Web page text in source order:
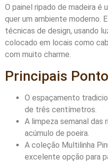
O painel ripado de madeira é
quer um ambiente moderno.
técnicas de design, usando
colocado em locais como
com muito charme.
Principais
O espaçamento
de três centímetros.
A limpeza semanal das
acúmulo de poeira.
A coleção Multilinha
excelente opção para